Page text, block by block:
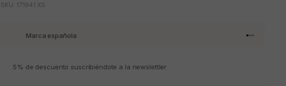
SKU: 171941.XS
Marca española Ir al artículo
Ir al
Ir al
Ir al
5% de descuento suscribiéndote a la newslettler